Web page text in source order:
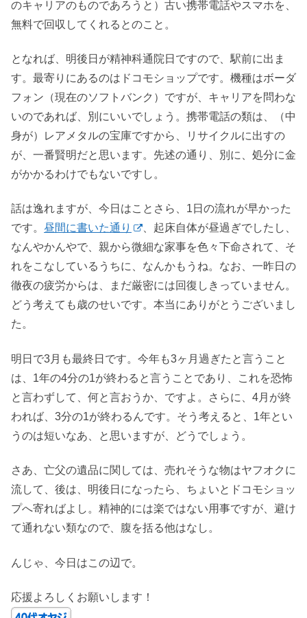
のキャリアのものであろうと）古い携帯電話やスマホを、
無料で回収してくれるとのこと。
となれば、明後日が精神科通院日ですので、駅前に出ま
す。最寄りにあるのはドコモショップです。機種はボーダ
フォン（現在のソフトバンク）ですが、キャリアを問わな
いのであれば、別にいいでしょう。携帯電話の類は、（中
身が）レアメタルの宝庫ですから、リサイクルに出すの
が、一番賢明だと思います。先述の通り、別に、処分に金
がかかるわけでもないですし。
話は逸れますが、今日はことさら、1日の流れが早かった
です。 昼間に書いた通り
、起床自体が昼過ぎでしたし、
なんやかんやで、親から微細な家事を色々下命されて、そ
れをこなしているうちに、なんかもうね。なお、一昨日の
徹夜の疲労からは、まだ厳密には回復しきっていません。
どう考えても歳のせいです。本当にありがとうございまし
た。
明日で3月も最終日です。今年も3ヶ月過ぎたと言うこと
は、1年の4分の1が終わると言うことであり、これを恐怖
と言わずして、何と言おうか、ですよ。さらに、4月が終
われば、3分の1が終わるんです。そう考えると、1年とい
うのは短いなあ、と思いますが、どうでしょう。
さあ、亡父の遺品に関しては、売れそうな物はヤフオクに
流して、後は、明後日になったら、ちょいとドコモショッ
プへ寄ればよし。精神的には楽ではない用事ですが、避け
て通れない類なので、腹を括る他はなし。
んじゃ、今日はこの辺で。
応援よろしくお願いします！